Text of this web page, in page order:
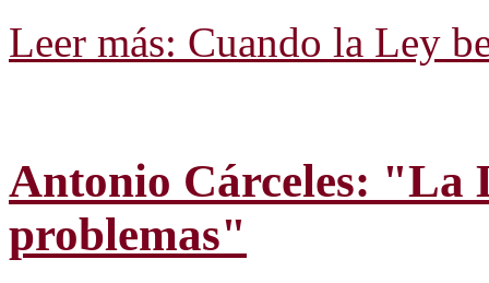
Leer más: Cuando la Ley
Antonio Cárceles: "La
problemas"